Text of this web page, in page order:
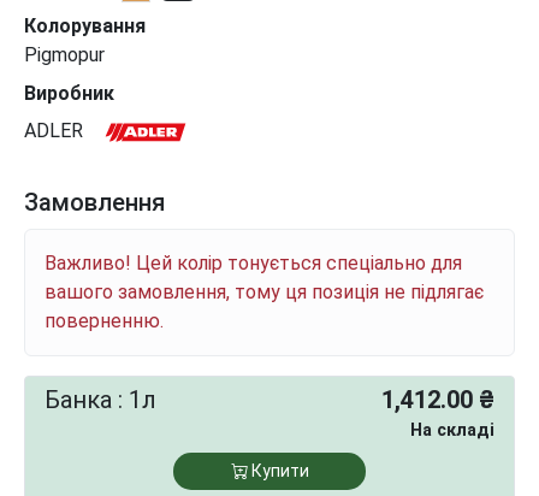
Колорування
Pigmopur
Виробник
ADLER
Замовлення
Важливо! Цей колір тонується спеціально для
вашого замовлення, тому ця позиція не підлягає
поверненню.
Банка : 1л 1,412.00 ₴
На складі
Купити